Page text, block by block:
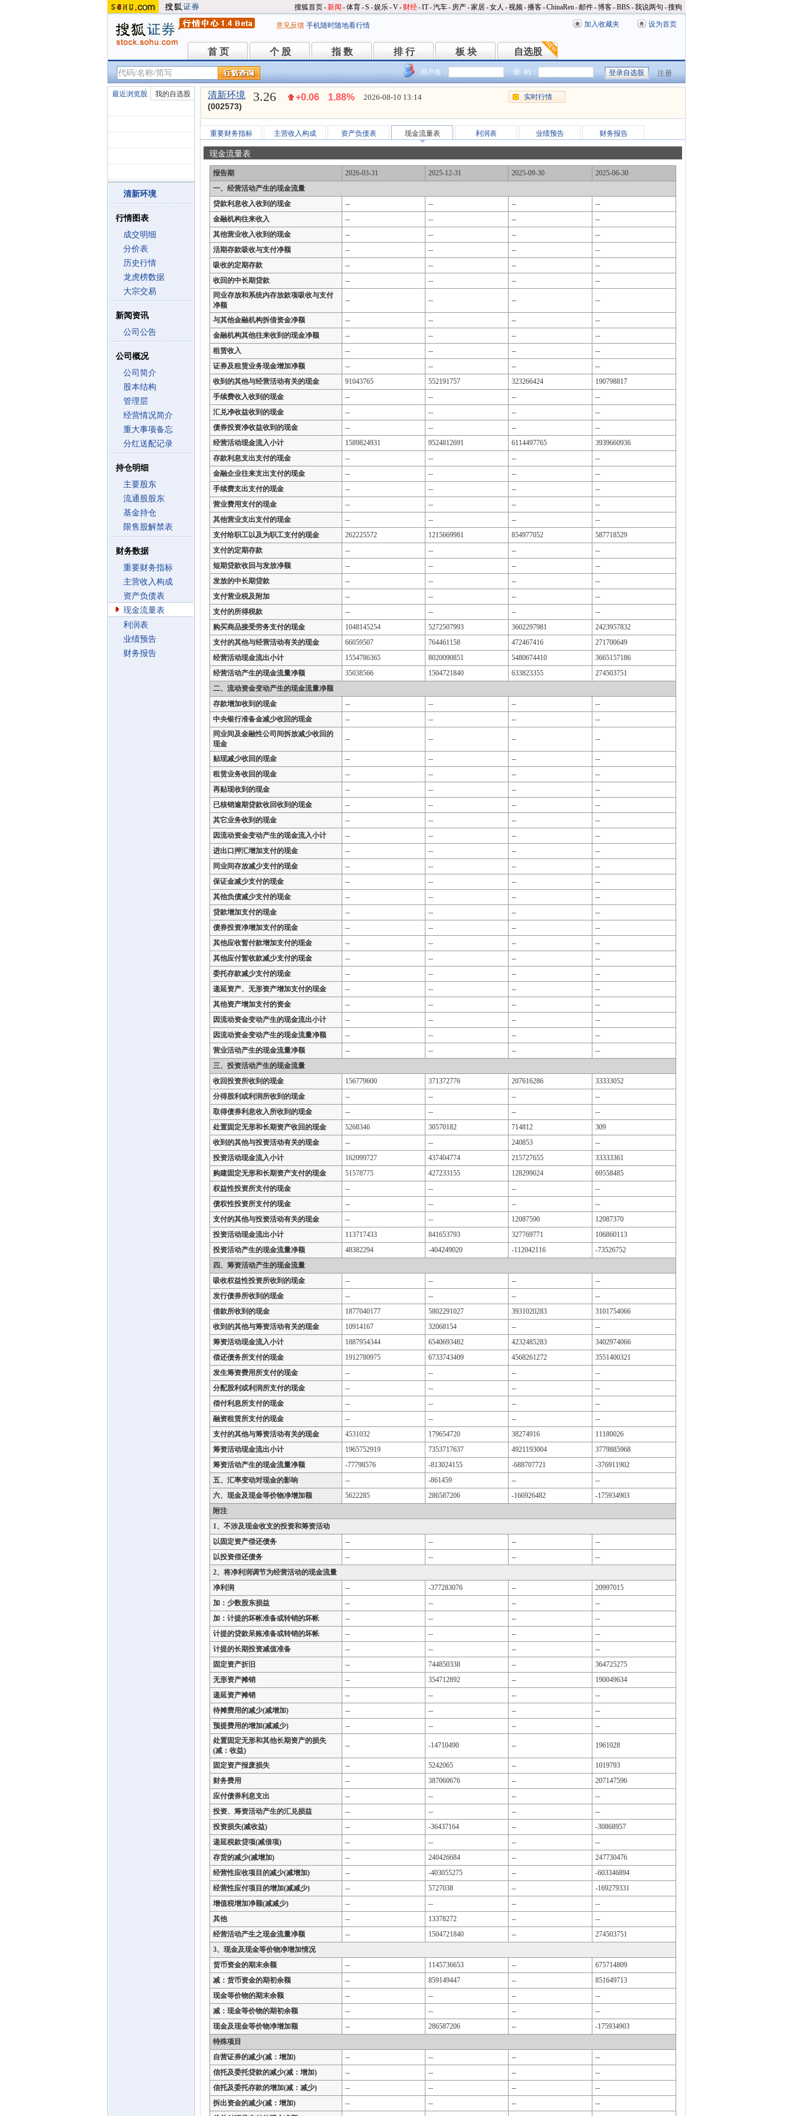
搜狐首页-新闻 -体育-S -娱乐-V- 财经-IT-汽车- 房产-家居-女人 -视频-播客-ChinaRen-邮件-博客-BBS -我说两句 -搜狗
意见反馈 手机随时随地看行情 加入收藏夹 设为首页
首 页
首 页 个 股
个 股 指 数
指 数 排 行
排 行 板 块
板 块 自选股
自选股
用户名： 密 码： 注册
最近浏览股 我的自选股
清新环境
行情图表
成交明细
分价表
历史行情
龙虎榜数据
大宗交易
新闻资讯
公司公告
公司概况
公司简介
股本结构
管理层
经营情况简介
重大事项备忘
分红送配记录
持仓明细
主要股东
流通股股东
基金持仓
限售股解禁表
财务数据
重要财务指标
主营收入构成
资产负债表
现金流量表
利润表
业绩预告
财务报告
清新环境
(002573)
3.26 +0.06 1.88% 2026-08-10 13:14 实时行情
重要财务指标 主营收入构成 资产负债表 现金流量表 利润表 业绩预告 财务报告
现金流量表
报告期 2026-03-31 2025-12-31 2025-09-30
2025-06-30
一、经营活动产生的现金流量
贷款利息收入收到的现金
-- -- --
--
金融机构往来收入
-- -- --
--
其他营业收入收到的现金
-- -- --
--
活期存款吸收与支付净额
-- -- --
--
吸收的定期存款
-- -- --
--
收回的中长期贷款
-- -- --
--
同业存放和系统内存放款项吸收与支付
净额
-- -- -- --
与其他金融机构拆借资金净额 -- -- --
--
金融机构其他往来收到的现金净额
-- -- --
--
租赁收入
-- -- --
--
证券及租赁业务现金增加净额
-- -- --
--
收到的其他与经营活动有关的现金
91043765 552191757 323266424
190798817
手续费收入收到的现金
-- -- --
--
汇兑净收益收到的现金
-- -- --
--
债券投资净收益收到的现金
-- -- --
--
经营活动现金流入小计
1589824931 9524812691 6114497765
3939660936
存款利息支出支付的现金
-- -- --
--
金融企业往来支出支付的现金
-- -- --
--
手续费支出支付的现金
-- -- --
--
营业费用支付的现金
-- -- --
--
其他营业支出支付的现金
-- -- --
--
支付给职工以及为职工支付的现金
262225572 1215669981 854977052
587718529
支付的定期存款
-- -- --
--
短期贷款收回与发放净额
-- -- --
--
发放的中长期贷款
-- -- --
--
支付营业税及附加
-- -- --
--
支付的所得税款
-- -- --
--
购买商品接受劳务支付的现金
1048145254 5272507993 3602297981
2423957832
支付的其他与经营活动有关的现金
66059507 764461158 472467416
271700649
经营活动现金流出小计
1554786365 8020090851 5480674410
3665157186
经营活动产生的现金流量净额
35038566 1504721840 633823355
274503751
二、流动资金变动产生的现金流量净额
存款增加收到的现金
-- -- --
--
中央银行准备金减少收回的现金
-- -- --
--
同业间及金融性公司间拆放减少收回的
现金
-- -- -- --
贴现减少收回的现金 -- -- --
--
租赁业务收回的现金
-- -- --
--
再贴现收到的现金
-- -- --
--
已核销逾期贷款收回收到的现金
-- -- --
--
其它业务收到的现金
-- -- --
--
因流动资金变动产生的现金流入小计
-- -- --
--
进出口押汇增加支付的现金
-- -- --
--
同业间存放减少支付的现金
-- -- --
--
保证金减少支付的现金
-- -- --
--
其他负债减少支付的现金
-- -- --
--
贷款增加支付的现金
-- -- --
--
债券投资净增加支付的现金
-- -- --
--
其他应收暂付款增加支付的现金
-- -- --
--
其他应付暂收款减少支付的现金
-- -- --
--
委托存款减少支付的现金
-- -- --
--
递延资产、无形资产增加支付的现金
-- -- --
--
其他资产增加支付的资金
-- -- --
--
因流动资金变动产生的现金流出小计
-- -- --
--
因流动资金变动产生的现金流量净额
-- -- --
--
营业活动产生的现金流量净额
-- -- --
--
三、投资活动产生的现金流量
收回投资所收到的现金
156779600 371372776 207616286
33333052
分得股利或利润所收到的现金
-- -- --
--
取得债券利息收入所收到的现金
-- -- --
--
处置固定无形和长期资产收回的现金
5268346 30570182 714812
309
收到的其他与投资活动有关的现金
-- -- 240853
--
投资活动现金流入小计
162099727 437404774 215727655
33333361
购建固定无形和长期资产支付的现金
51578775 427233155 128299024
69558485
权益性投资所支付的现金
-- -- --
--
债权性投资所支付的现金
-- -- --
--
支付的其他与投资活动有关的现金
-- -- 12087590
12087370
投资活动现金流出小计
113717433 841653793 327769771
106860113
投资活动产生的现金流量净额
48382294 -404249020 -112042116
-73526752
四、筹资活动产生的现金流量
吸收权益性投资所收到的现金
-- -- --
--
发行债券所收到的现金
-- -- --
--
借款所收到的现金
1877040177 5802291027 3931020283
3101754066
收到的其他与筹资活动有关的现金
10914167 32068154 --
--
筹资活动现金流入小计
1887954344 6540693482 4232485283
3402974066
偿还债务所支付的现金
1912780975 6733743409 4568261272
3551400321
发生筹资费用所支付的现金
-- -- --
--
分配股利或利润所支付的现金
-- -- --
--
偿付利息所支付的现金
-- -- --
--
融资租赁所支付的现金
-- -- --
--
支付的其他与筹资活动有关的现金
4531032 179654720 38274916
11180026
筹资活动现金流出小计
1965752919 7353717637 4921193004
3779885968
筹资活动产生的现金流量净额
-77798576 -813024155 -688707721
-376911902
五、汇率变动对现金的影响
-- -861459 --
--
六、现金及现金等价物净增加额
5622285 286587206 -166926482
-175934903
附注
1、不涉及现金收支的投资和筹资活动
以固定资产偿还债务
-- -- --
--
以投资偿还债务
-- -- --
--
2、将净利润调节为经营活动的现金流量
净利润
-- -377283076 --
20997015
加：少数股东损益
-- -- --
--
加：计提的坏帐准备或转销的坏帐
-- -- --
--
计提的贷款呆账准备或转销的坏帐
-- -- --
--
计提的长期投资减值准备
-- -- --
--
固定资产折旧
-- 744850338 --
364725275
无形资产摊销
-- 354712892 --
190049634
递延资产摊销
-- -- --
--
待摊费用的减少(减增加)
-- -- --
--
预提费用的增加(减减少)
-- -- --
--
处置固定无形和其他长期资产的损失
(减：收益)
-- -14710490 -- 1961028
固定资产报废损失 -- 5242065 --
1019793
财务费用
-- 387060676 --
207147596
应付债券利息支出
-- -- --
--
投资、筹资活动产生的汇兑损益
-- -- --
--
投资损失(减收益)
-- -36437164 --
-30868957
递延税款贷项(减借项)
-- -- --
--
存货的减少(减增加)
-- 240426684 --
247730476
经营性应收项目的减少(减增加)
-- -403055275 --
-603346894
经营性应付项目的增加(减减少)
-- 5727038 --
-169279331
增值税增加净额(减减少)
-- -- --
--
其他
-- 13378272 --
--
经营活动产生之现金流量净额
-- 1504721840 --
274503751
3、现金及现金等价物净增加情况
货币资金的期末余额
-- 1145736653 --
675714809
减：货币资金的期初余额
-- 859149447 --
851649713
现金等价物的期末余额
-- -- --
--
减：现金等价物的期初余额
-- -- --
--
现金及现金等价物净增加额
-- 286587206 --
-175934903
特殊项目
自营证券的减少(减：增加)
-- -- --
--
信托及委托贷款的减少(减：增加)
-- -- --
--
信托及委托存款的增加(减：减少)
-- -- --
--
拆出资金的减少(减：增加)
-- -- --
--